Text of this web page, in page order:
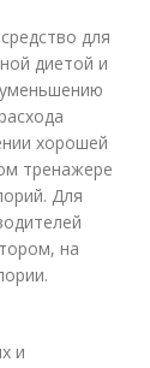
для
диетой и
хорошей
тренажере
Для
на
и